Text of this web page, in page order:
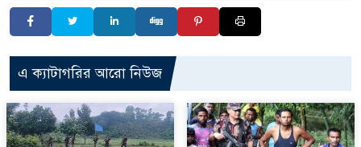
এ ক্যাটাগরির আরো নিউজ